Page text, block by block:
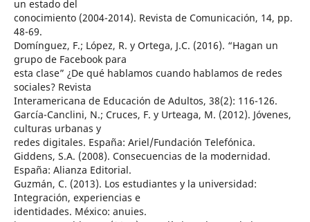
un estado del
conocimiento (2004-2014). Revista de Comunicación, 14, pp.
48-69.
Domínguez, F.; López, R. y Ortega, J.C. (2016). “Hagan un
grupo de Facebook para
esta clase” ¿De qué hablamos cuando hablamos de redes
sociales? Revista
Interamericana de Educación de Adultos, 38(2): 116-126.
García-Canclini, N.; Cruces, F. y Urteaga, M. (2012). Jóvenes,
culturas urbanas y
redes digitales. España: Ariel/Fundación Telefónica.
Giddens, S.A. (2008). Consecuencias de la modernidad.
España: Alianza Editorial.
Guzmán, C. (2013). Los estudiantes y la universidad:
Integración, experiencias e
identidades. México: anuies.